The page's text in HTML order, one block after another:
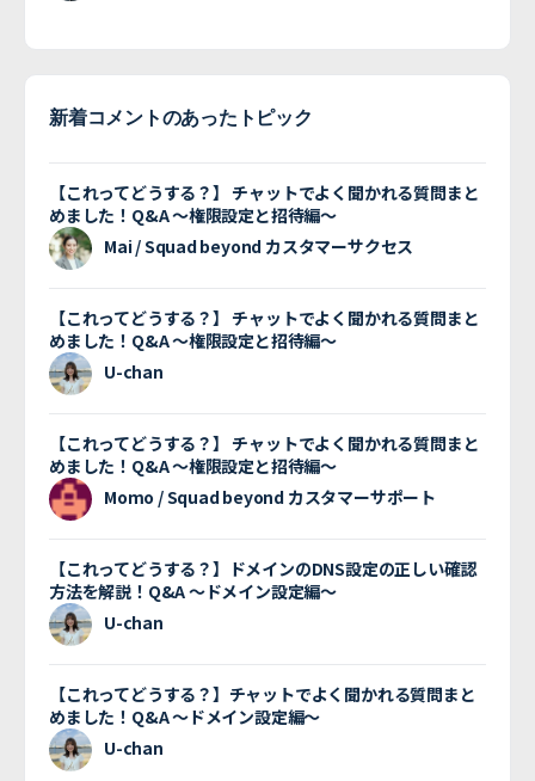
新着コメントのあったトピック
【これってどうする？】 チャットでよく聞かれる質問まと
めました！Q&A 〜権限設定と招待編〜
Mai / Squad beyond カスタマーサクセス
【これってどうする？】 チャットでよく聞かれる質問まと
めました！Q&A 〜権限設定と招待編〜
U-chan
【これってどうする？】 チャットでよく聞かれる質問まと
めました！Q&A 〜権限設定と招待編〜
Momo / Squad beyond カスタマーサポート
【これってどうする？】ドメインのDNS設定の正しい確認
方法を解説！Q&A 〜ドメイン設定編〜
U-chan
【これってどうする？】チャットでよく聞かれる質問まと
めました！Q&A 〜ドメイン設定編〜
U-chan